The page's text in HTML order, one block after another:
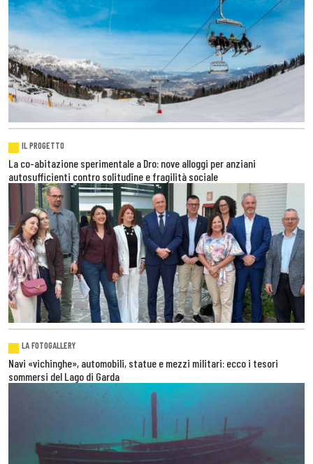
IL PROGETTO
La co-abitazione sperimentale a Dro: nove alloggi per anziani
autosufficienti contro solitudine e fragilità sociale
LA FOTOGALLERY
Navi «vichinghe», automobili, statue e mezzi militari: ecco i tesori
sommersi del Lago di Garda